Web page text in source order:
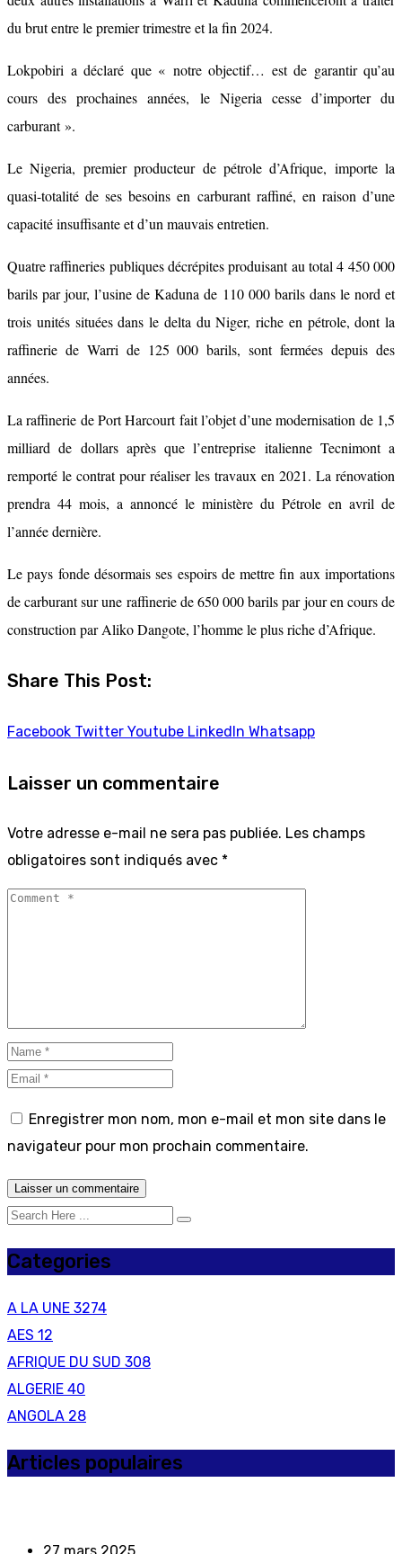
du brut entre le premier trimestre et la fin 2024.
Lokpobiri a déclaré que « notre objectif… est de garantir qu’au
cours des prochaines années, le Nigeria cesse d’importer du
carburant ».
Le Nigeria, premier producteur de pétrole d’Afrique, importe la
quasi-totalité de ses besoins en carburant raffiné, en raison d’une
capacité insuffisante et d’un mauvais entretien.
Quatre raffineries publiques décrépites produisant au total 4 450 000
barils par jour, l’usine de Kaduna de 110 000 barils dans le nord et
trois unités situées dans le delta du Niger, riche en pétrole, dont la
raffinerie de Warri de 125 000 barils, sont fermées depuis des
années.
La raffinerie de Port Harcourt fait l’objet d’une modernisation de 1,5
milliard de dollars après que l’entreprise italienne Tecnimont a
remporté le contrat pour réaliser les travaux en 2021. La rénovation
prendra 44 mois, a annoncé le ministère du Pétrole en avril de
l’année dernière.
Le pays fonde désormais ses espoirs de mettre fin aux importations
de carburant sur une raffinerie de 650 000 barils par jour en cours de
construction par Aliko Dangote, l’homme le plus riche d’Afrique.
Share This Post:
Facebook Twitter Youtube LinkedIn Whatsapp
Laisser un commentaire
Votre adresse e-mail ne sera pas publiée. Les champs
obligatoires sont indiqués avec *
Enregistrer mon nom, mon e-mail et mon site dans le
navigateur pour mon prochain commentaire.
Categories
A LA UNE 3274
AES 12
AFRIQUE DU SUD 308
ALGERIE 40
ANGOLA 28
Articles populaires